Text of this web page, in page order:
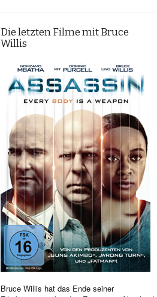
Die letzten Filme mit Bruce
Willis
Bruce Willis hat das Ende seiner